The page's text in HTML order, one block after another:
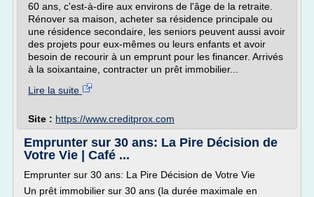
60 ans, c'est-à-dire aux environs de l'âge de la retraite.
Rénover sa maison, acheter sa résidence principale ou
une résidence secondaire, les seniors peuvent aussi avoir
des projets pour eux-mêmes ou leurs enfants et avoir
besoin de recourir à un emprunt pour les financer. Arrivés
à la soixantaine, contracter un prêt immobilier...
Lire la suite
Site : https://www.creditprox.com
Emprunter sur 30 ans: La Pire Décision de
Votre Vie | Café ...
Emprunter sur 30 ans: La Pire Décision de Votre Vie
Un prêt immobilier sur 30 ans (la durée maximale en